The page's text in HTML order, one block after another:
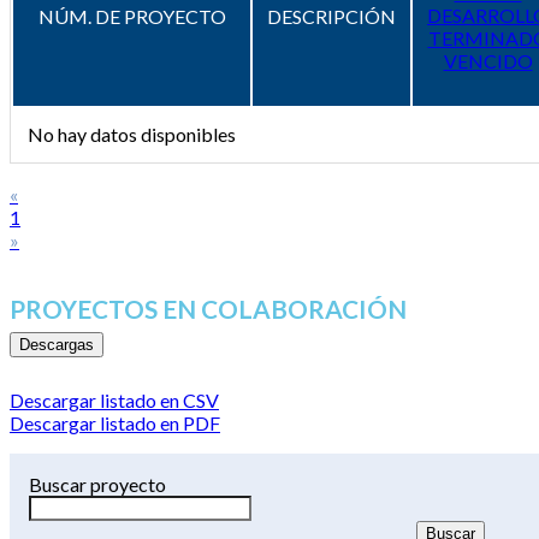
NÚM. DE PROYECTO DESCRIPCIÓN
VENCIDO
No hay datos disponibles
«
1
»
PROYECTOS EN COLABORACIÓN
Descargas
Descargar listado en CSV
Descargar listado en PDF
Buscar proyecto